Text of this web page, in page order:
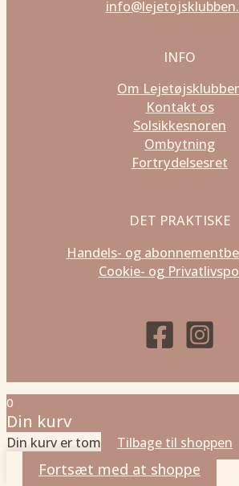
INFO
Om
Kontakt os
Solsikkesnoren
Ombytning
Fortrydelsesret
DET PRAKTISKE
Handels- og
Cookie- og
0
Din kurv
Din kurv er tom Tilbage til shoppen
Fortsæt med at shoppe